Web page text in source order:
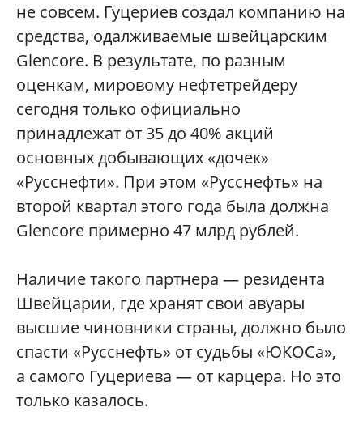
не совсем. Гуцериев создал компанию на
средства, одалживаемые швейцарским
Glencore. В результате, по разным
оценкам, мировому нефтетрейдеру
сегодня только официально
принадлежат от 35 до 40% акций
основных добывающих «дочек»
«Русснефти». При этом «Русснефть» на
второй квартал этого года была должна
Glencore примерно 47 млрд рублей.
Наличие такого партнера — резидента
Швейцарии, где хранят свои авуары
высшие чиновники страны, должно было
спасти «Русснефть» от судьбы «ЮКОСа»,
а самого Гуцериева — от карцера. Но это
только казалось.